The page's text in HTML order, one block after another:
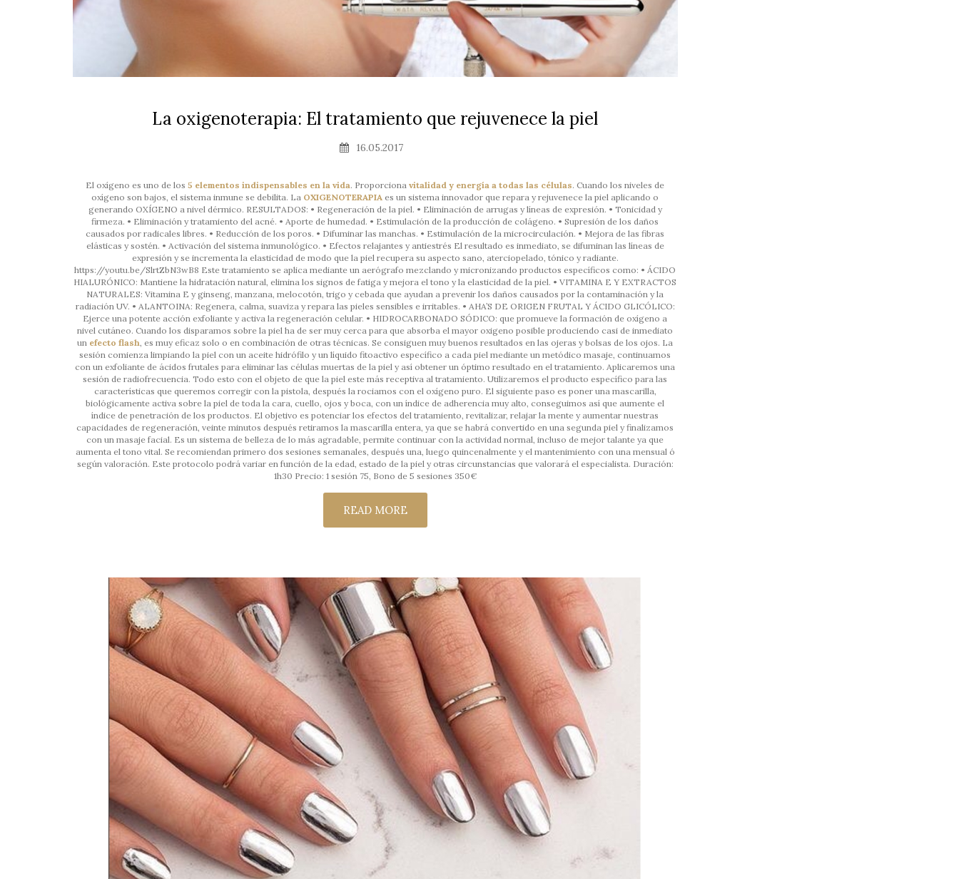
La oxigenoterapia: El tratamiento que rejuvenece la piel
16.05.2017
El oxígeno es uno de los5 elementos indispensables en la vida. Proporcionavitalidad y energía a todas las células. Cuando los niveles de
oxígeno son bajos, el sistema inmune se debilita. La OXIGENOTERAPIA es un sistema innovador que repara y rejuvenece la piel aplicando o
generando OXÍGENO a nivel dérmico. RESULTADOS: • Regeneración de la piel. • Eliminación de arrugas y líneas de expresión. • Tonicidad y
firmeza. • Eliminación y tratamiento del acné. • Aporte de humedad. • Estimulación de la producción de colágeno. • Supresión de los daños
causados por radicales libres. • Reducción de los poros. • Difuminar las manchas. • Estimulación de la microcirculación. • Mejora de las fibras
elásticas y sostén. • Activación del sistema inmunológico. • Efectos relajantes y antiestrés El resultado es inmediato, se difuminan las líneas de
expresión y se incrementa la elasticidad de modo que la piel recupera su aspecto sano, aterciopelado, tónico y radiante.
https://youtu.be/SlrtZbN3wB8 Este tratamiento se aplica mediante un aerógrafo mezclando y micronizando productos específicos como: • ÁCIDO
HIALURÓNICO: Mantiene la hidratación natural, elimina los signos de fatiga y mejora el tono y la elasticidad de la piel. • VITAMINA E Y EXTRACTOS
NATURALES: Vitamina E y ginseng, manzana, melocotón, trigo y cebada que ayudan a prevenir los daños causados por la contaminación y la
radiación UV. • ALANTOINA: Regenera, calma, suaviza y repara las pieles sensibles e irritables. • AHA’S DE ORIGEN FRUTAL Y ÁCIDO GLICÓLICO:
Ejerce una potente acción exfoliante y activa la regeneración celular. • HIDROCARBONADO SÓDICO: que promueve la formación de oxígeno a
nivel cutáneo. Cuando los disparamos sobre la piel ha de ser muy cerca para que absorba el mayor oxigeno posible produciendo casi de inmediato
un efecto flash , es muy eficaz solo o en combinación de otras técnicas. Se consiguen muy buenos resultados en las ojeras y bolsas de los ojos. La
sesión comienza limpiando la piel con un aceite hidrófilo y un líquido fitoactivo específico a cada piel mediante un metódico masaje, continuamos
con un exfoliante de ácidos frutales para eliminar las células muertas de la piel y así obtener un óptimo resultado en el tratamiento. Aplicaremos una
sesión de radiofrecuencia. Todo esto con el objeto de que la piel este más receptiva al tratamiento. Utilizaremos el producto específico para las
características que queremos corregir con la pistola, después la rociamos con el oxígeno puro. El siguiente paso es poner una mascarilla,
biológicamente activa sobre la piel de toda la cara, cuello, ojos y boca, con un índice de adherencia muy alto, conseguimos así que aumente el
índice de penetración de los productos. El objetivo es potenciar los efectos del tratamiento, revitalizar, relajar la mente y aumentar nuestras
capacidades de regeneración, veinte minutos después retiramos la mascarilla entera, ya que se habrá convertido en una segunda piel y finalizamos
con un masaje facial. Es un sistema de belleza de lo más agradable, permite continuar con la actividad normal, incluso de mejor talante ya que
aumenta el tono vital. Se recomiendan primero dos sesiones semanales, después una, luego quincenalmente y el mantenimiento con una mensual ó
según valoración. Este protocolo podrá variar en función de la edad, estado de la piel y otras circunstancias que valorará el especialista. Duración:
1h30 Precio: 1 sesión 75, Bono de 5 sesiones 350€
READ MORE